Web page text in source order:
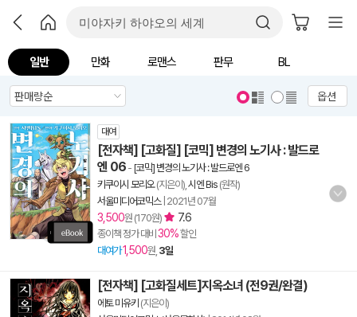
일반 만화 로맨스 판무 BL
옵션
대여
[전자책] [고화질] [코믹] 변경의 노기사 : 발드로
엔 06 - [코믹] 변경의 노기사 : 발드로엔 6
키쿠이시 모리오(지은이), 시엔 Bis (원작)
서울미디어코믹스| 2021년 07월
3,500원 (170원) 7.6
종이책 정가 대비 30%할인
대여가1,500원, 3일
[전자책] [고화질세트]지옥소녀 (전9권/완결)
에토 미유키 (지은이)